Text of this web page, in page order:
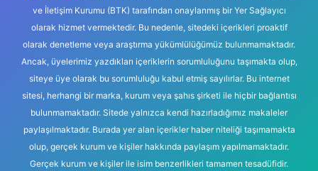
ve İletişim Kurumu (BTK) tarafından onaylanmış bir Yer Sağlayıcı
olarak hizmet vermektedir. Bu nedenle, sitedeki içerikleri proaktif
olarak denetleme veya araştırma yükümlülüğümüz bulunmamaktadır.
Ancak, üyelerimiz yazdıkları içeriklerin sorumluluğunu taşımakta olup,
siteye üye olarak bu sorumluluğu kabul etmiş sayılırlar. Bu internet
sitesi, herhangi bir marka, kurum veya şahıs şirketi ile hiçbir bağlantısı
bulunmamaktadır. Sitede yalnızca kendi hazırladığımız makaleler
paylaşılmaktadır. Burada yer alan içerikler haber niteliği taşımamakta
olup, gerçek kurum ve kişiler hakkında paylaşım yapılmamaktadır.
Gerçek kurum ve kişiler ile isim benzerlikleri tamamen tesadüfidir.